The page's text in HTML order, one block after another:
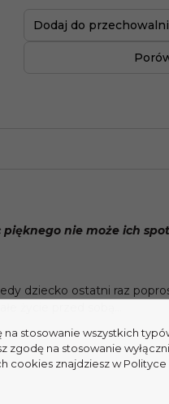
Dodaj do przechowalni
pięknego nie może ich
dziecko ostatni raz
na stosowanie wszystkich
zgodę na stosowanie
cookies znajdziesz w Polityce